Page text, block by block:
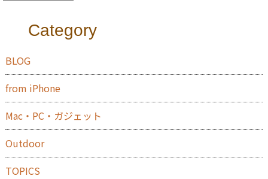
Category
BLOG
from iPhone
Mac・PC・ガジェット
Outdoor
TOPICS